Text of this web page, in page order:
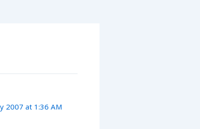
2007 at 1:36 AM